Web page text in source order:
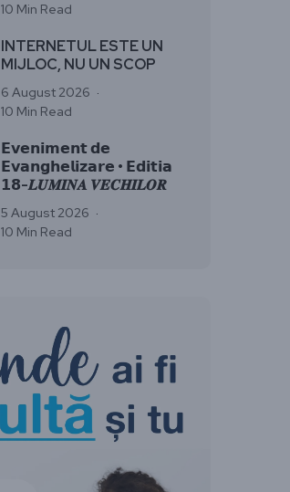
10 Min Read
INTERNETUL ESTE UN
MIJLOC, NU UN SCOP
6 August 2026
10 Min Read
𝗘𝘃𝗲𝗻𝗶𝗺𝗲𝗻𝘁 𝗱𝗲
𝗘𝘃𝗮𝗻𝗴𝗵𝗲𝗹𝗶𝘇𝗮𝗿𝗲 • 𝗘𝗱𝗶𝘁𝗶𝗮
𝟭𝟴-𝑳𝑼𝑴𝑰𝑵𝑨 𝑽𝑬𝑪𝑯𝑰𝑳𝑶𝑹
5 August 2026
10 Min Read